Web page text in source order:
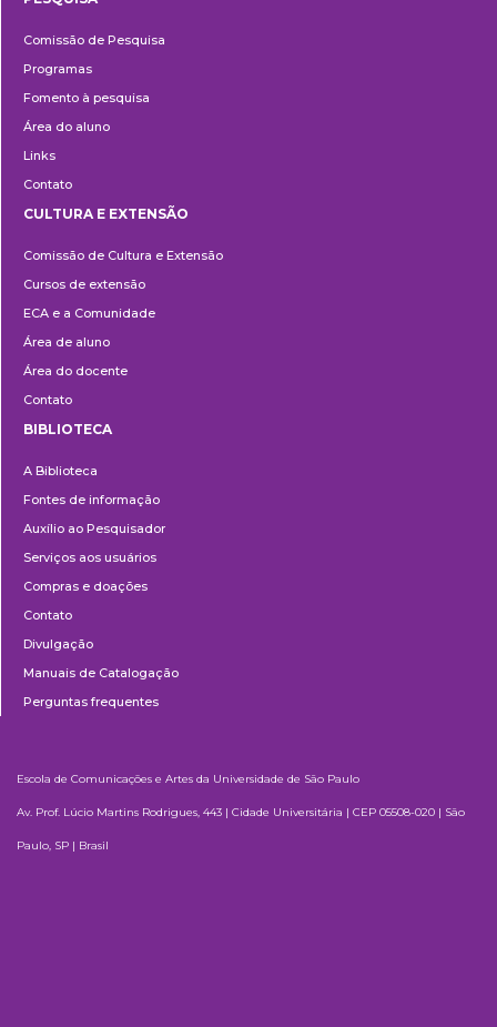
Comissão de Pesquisa
Programas
Fomento à pesquisa
Área do aluno
Links
Contato
e
Extensão
CULTURA E EXTENSÃO
Comissão de Cultura e Extensão
Cursos de extensão
ECA e a Comunidade
Área de aluno
Área do docente
Contato
BIBLIOTECA
A Biblioteca
Fontes de informação
Auxílio ao Pesquisador
Serviços aos usuários
Compras e doações
Contato
Divulgação
Manuais de Catalogação
Perguntas frequentes
Escola de Comunicações e Artes da Universidade de São Paulo
Av. Prof. Lúcio Martins Rodrigues, 443 | Cidade Universitária | CEP 05508-020 | São
Paulo, SP | Brasil